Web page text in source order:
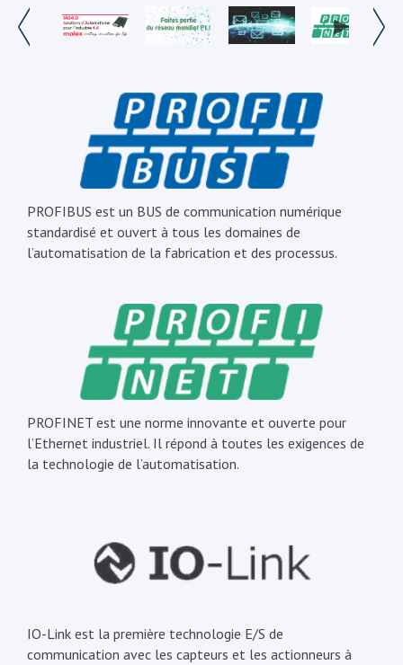
PROFIBUS est un BUS de communication numérique
standardisé et ouvert à tous les domaines de
l’automatisation de la fabrication et des processus.
PROFINET est une norme innovante et ouverte pour
l’Ethernet industriel. Il répond à toutes les exigences de
la technologie de l’automatisation.
IO-Link est la première technologie E/S de
communication avec les capteurs et les actionneurs à